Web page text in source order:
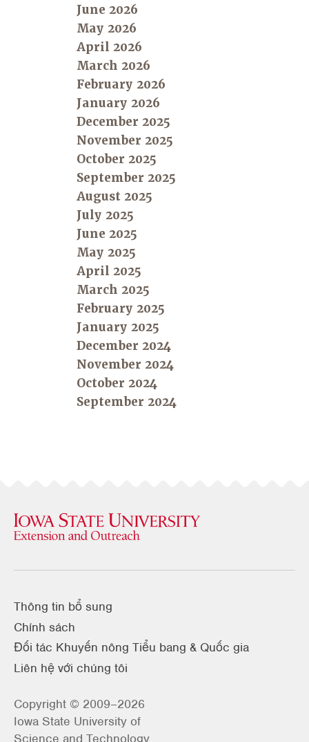
June 2026
May 2026
April 2026
March 2026
February 2026
January 2026
December 2025
November 2025
October 2025
September 2025
August 2025
July 2025
June 2025
May 2025
April 2025
March 2025
February 2025
January 2025
December 2024
November 2024
October 2024
September 2024
Thông tin bổ sung
Chính sách
Đối tác Khuyến nông Tiểu bang & Quốc gia
Liên hệ với chúng tôi
Copyright © 2009–2026
Iowa State University of
Science and Technology